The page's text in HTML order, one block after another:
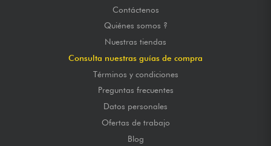
Contáctenos
Quiénes somos ?
Nuestras tiendas
Consulta nuestras guías de compra
Términos y condiciones
Preguntas frecuentes
Datos personales
Ofertas de trabajo
Blog